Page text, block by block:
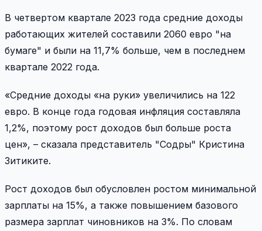
В четвертом квартале 2023 года средние доходы
работающих жителей составили 2060 евро "на
бумаге" и были на 11,7% больше, чем в последнем
квартале 2022 года.
«Средние доходы «на руки» увеличились на 122
евро. В конце года годовая инфляция составляла
1,2%, поэтому рост доходов был больше роста
цен», – сказала представитель "Содры" Кристина
Зитиките.
Рост доходов был обусловлен ростом минимальной
зарплаты на 15%, а также повышением базового
размера зарплат чиновников на 3%. По словам